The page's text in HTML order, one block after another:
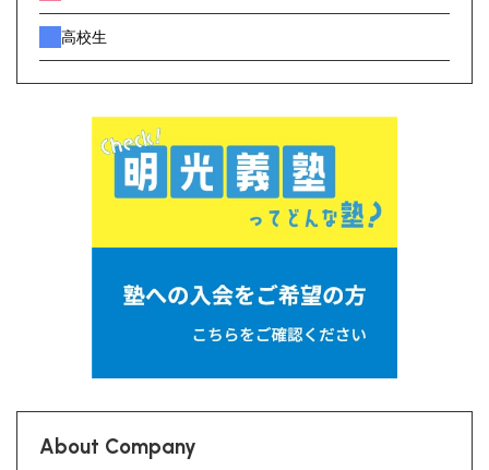
高校生
About Company